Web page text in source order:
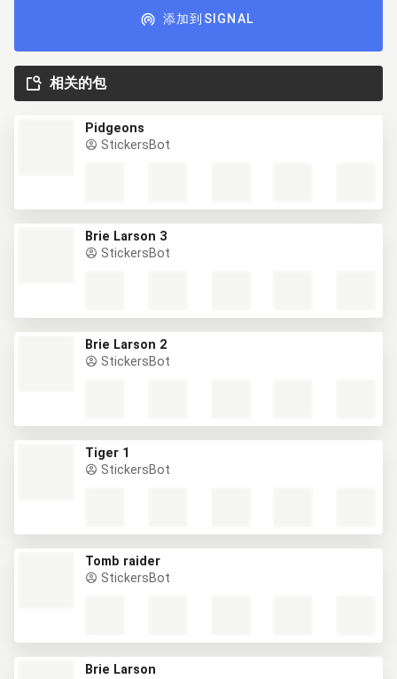
添加到SIGNAL
相关的包
Pidgeons
StickersBot
Brie Larson 3
StickersBot
Brie Larson 2
StickersBot
Tiger 1
StickersBot
Tomb raider
StickersBot
Brie Larson